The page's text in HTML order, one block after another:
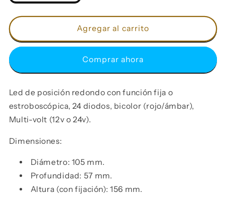
cantidad
para
de
Posición
o
(rojo/
ámbar)
para
camión,
bus
camioneta
cantidad
para
Led
de
Posición
Fijo
o
(rojo/
ámbar)
para
camión,
camioneta
Agregar al carrito
Comprar ahora
Led de posición redondo con función fija o
estroboscópica, 24 diodos, bicolor (rojo/ámbar),
Multi-volt (12v o 24v).
Dimensiones:
Diámetro: 105 mm.
Profundidad: 57 mm.
Altura (con fijación): 156 mm.